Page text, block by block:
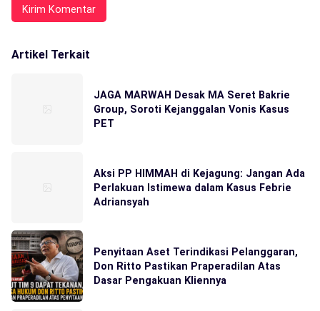
Artikel Terkait
JAGA MARWAH Desak MA Seret Bakrie
Group, Soroti Kejanggalan Vonis Kasus
PET
Aksi PP HIMMAH di Kejagung: Jangan Ada
Perlakuan Istimewa dalam Kasus Febrie
Adriansyah
Penyitaan Aset Terindikasi Pelanggaran,
Don Ritto Pastikan Praperadilan Atas
Dasar Pengakuan Kliennya